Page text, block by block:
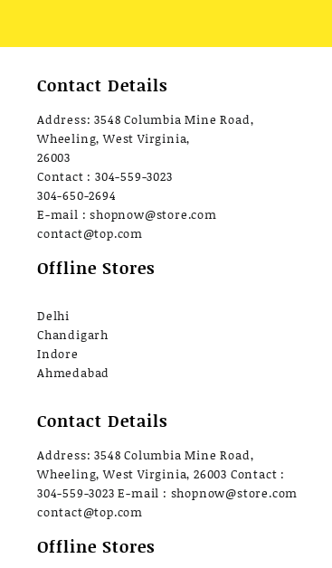
Contact Details
Address: 3548 Columbia Mine Road,
Wheeling, West Virginia,
26003
Contact : 304-559-3023
304-650-2694
E-mail : shopnow@store.com
contact@top.com
Offline Stores
Delhi
Chandigarh
Indore
Ahmedabad
Contact Details
Address: 3548 Columbia Mine Road,
Wheeling, West Virginia, 26003 Contact :
304-559-3023 E-mail : shopnow@store.com
contact@top.com
Offline Stores